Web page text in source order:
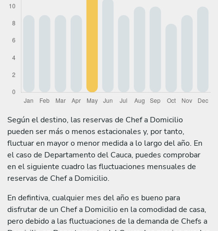
Según el destino, las reservas de Chef a Domicilio
pueden ser más o menos estacionales y, por tanto,
fluctuar en mayor o menor medida a lo largo del año. En
el caso de Departamento del Cauca, puedes comprobar
en el siguiente cuadro las fluctuaciones mensuales de
reservas de Chef a Domicilio.
En defintiva, cualquier mes del año es bueno para
disfrutar de un Chef a Domicilio en la comodidad de casa,
pero debido a las fluctuaciones de la demanda de Chefs a